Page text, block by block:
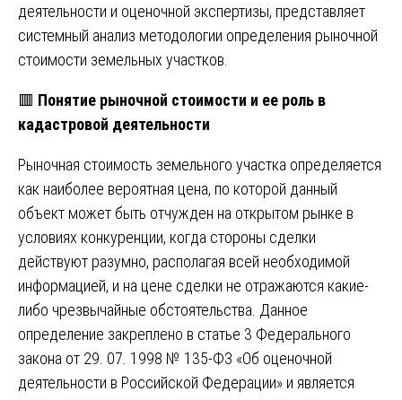
деятельности и оценочной экспертизы, представляет
системный анализ методологии определения рыночной
стоимости земельных участков.
🟥 Понятие рыночной стоимости и ее роль в
кадастровой деятельности
Рыночная стоимость земельного участка определяется
как наиболее вероятная цена, по которой данный
объект может быть отчужден на открытом рынке в
условиях конкуренции, когда стороны сделки
действуют разумно, располагая всей необходимой
информацией, и на цене сделки не отражаются какие-
либо чрезвычайные обстоятельства. Данное
определение закреплено в статье 3 Федерального
закона от 29. 07. 1998 № 135-ФЗ «Об оценочной
деятельности в Российской Федерации» и является